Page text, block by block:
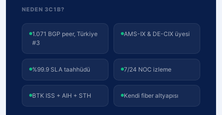
NEDEN 3C1B?
1.071 BGP peer, Türkiye
#3
AMS-IX & DE-CIX üyesi
%99.9 SLA taahhüdü 7/24 NOC izleme
BTK ISS + AIH + STH Kendi fiber altyapısı